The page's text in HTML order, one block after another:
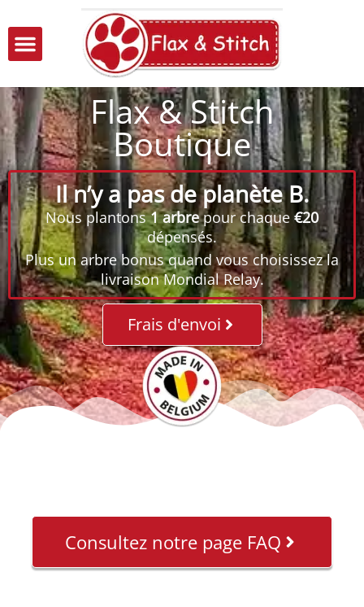
Flax & Stitch
Boutique
Il n’y a pas de planète B.
Nous plantons1 arbrepour chaque €20
dépensés.
Plus un arbre bonus quand vous choisissez la
livraison Mondial Relay.
Frais d'envoi
Consultez notre page FAQ